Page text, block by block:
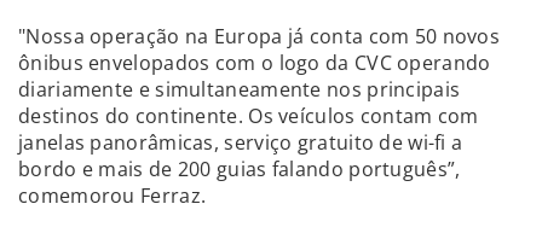
"Nossa operação na Europa já conta com 50 novos
ônibus envelopados com o logo da CVC operando
diariamente e simultaneamente nos principais
destinos do continente. Os veículos contam com
janelas panorâmicas, serviço gratuito de wi-fi a
bordo e mais de 200 guias falando português”,
comemorou Ferraz.